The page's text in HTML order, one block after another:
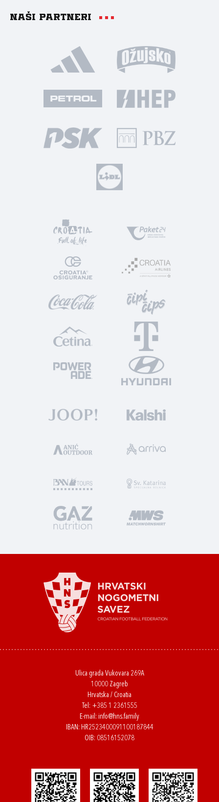
Naši partneri
Ulica grada Vukovara 269A
10000 Zagreb
Hrvatska / Croatia
Tel: +385 1 2361555
E-mail: info@hns.family
IBAN: HR2523400091100187844
OIB: 08516152078